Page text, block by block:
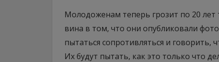
Молодоженам теперь грозит по 20 лет
вина в том, что они опубликовали
пытаться сопротивляться и говорить,
Их будут пытать, как это только что